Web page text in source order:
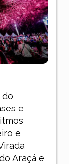
do
e
e
Araçá e